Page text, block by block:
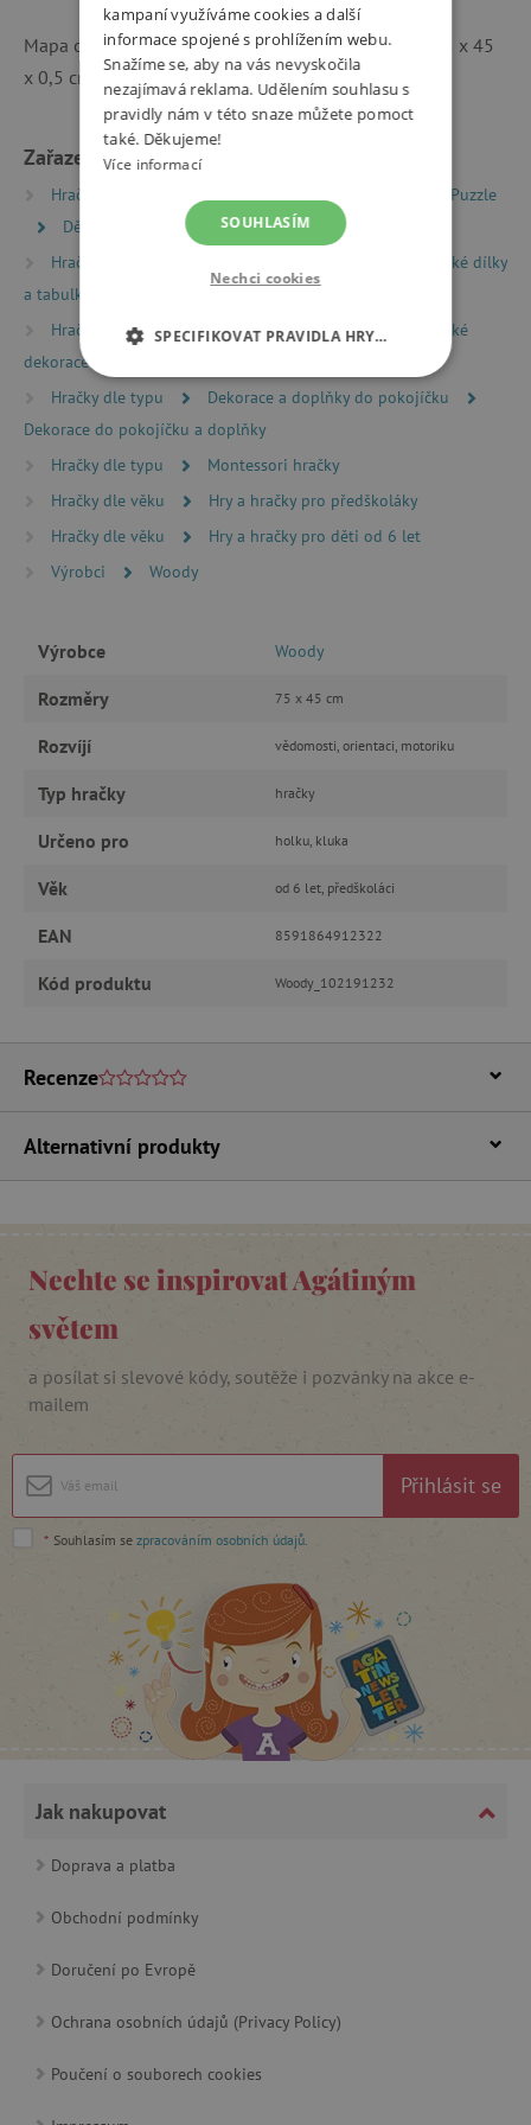
Mapa obsahuje celkem 192 dílků. Rozměr mapy je 75 x 45
x 0,5 cm. Určeno pro děti od 4 let.
Zařazeno v kategoriích
Hračky dle typu
Puzzle
Dětské puzzle 50 - 1000 dílků
Hračky dle typu
Magnetické dílky
a tabulky
Hračky dle typu
Magnetické hračky
Magnetické
dekorace
Hračky dle typu
Dekorace a doplňky do pokojíčku
Dekorace do pokojíčku a doplňky
Hračky dle typu
Montessori hračky
Hračky dle věku
Hry a hračky pro předškoláky
Hračky dle věku
Hry a hračky pro děti od 6 let
Výrobci
Woody
Výrobce Woody
Rozměry 75 x 45 cm
Rozvíjí vědomosti, orientaci, motoriku
Typ hračky hračky
Určeno pro holku, kluka
Věk od 6 let, předškoláci
EAN 8591864912322
Kód produktu Woody_102191232
Recenze
Alternativní produkty
Nechte se inspirovat Agátiným
světem
a posílat si slevové kódy, soutěže i pozvánky na akce e-
mailem
Přihlásit se
* Souhlasím se zpracováním osobních údajů
Jak nakupovat
Doprava a platba
Obchodní podmínky
Doručení po Evropě
Ochrana osobních údajů (Privacy Policy)
Poučení o souborech cookies
kampaní využíváme cookies a další
informace spojené s prohlížením webu.
Snažíme se, aby na vás nevyskočila
nezajímavá reklama. Udělením souhlasu s
pravidly nám v této snaze můžete pomoct
také. Děkujeme!
Více informací
SOUHLASÍM
Nechci cookies
SPECIFIKOVAT PRAVIDLA HRY…
NEZBYTNĚ NUTNÉ COOKIES
ANALYTICKÉ COOKIES
MARKETINGOVÉ COOKIES
Nezbytně nutné cookies
Marketingové cookies
základní funkce webových stránek, jako je
stránky nelze bez nezbytně nutných souborů
cookie správně používat.
Provider
CookieScriptConsent
CookieScript
www.agatinsvet.cz
Google Privacy Policy